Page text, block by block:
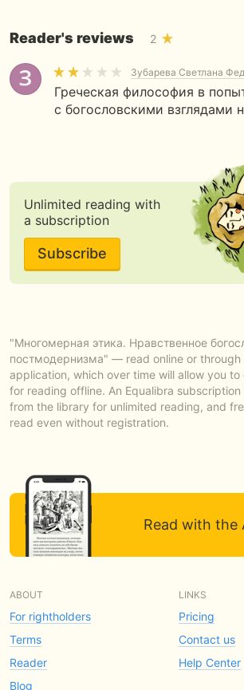
Reader's reviews 2
Зубарева Светлана
Греческая философия в
с богословскими взглядами
Unlimited reading with
a subscription
Subscribe
"Многомерная этика. Нравственное
постмодернизма" — read online or through
application, which over time will allow you
for reading offline. An Equalibra
from the library for unlimited reading, and
read even without registration.
Read with the
ABOUT
For rightholders
Terms
Reader
Blog
LINKS
Pricing
Contact us
Help Center